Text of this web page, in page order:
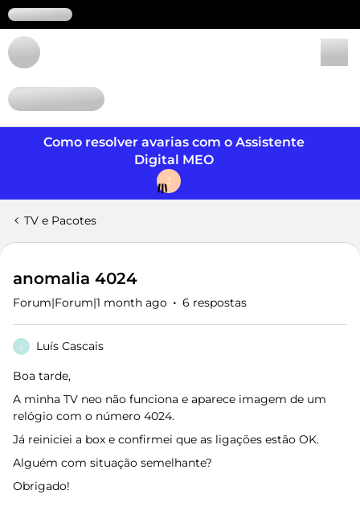
Como resolver avarias com o Assistente
Digital MEO
J
TV e Pacotes
anomalia 4024
Forum|Forum|1 month ago 6 respostas
L Luís Cascais
Boa tarde,
A minha TV neo não funciona e aparece imagem de um
relógio com o número 4024.
Já reiniciei a box e confirmei que as ligações estão OK.
Alguém com situação semelhante?
Obrigado!